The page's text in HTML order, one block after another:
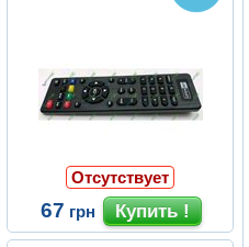
Отсутствует
67 грн